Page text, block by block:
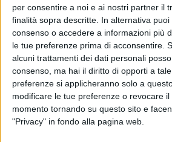
per consentire a noi e ai nostri partner il
finalità sopra descritte. In alternativa
consenso o accedere a informazioni più
le tue preferenze prima di acconsentire.
alcuni trattamenti dei dati personali
consenso, ma hai il diritto di opporti a
preferenze si applicheranno solo a
modificare le tue preferenze o revocare
momento tornando su questo sito e
"Privacy" in fondo alla pagina web.
diAndrea Daz